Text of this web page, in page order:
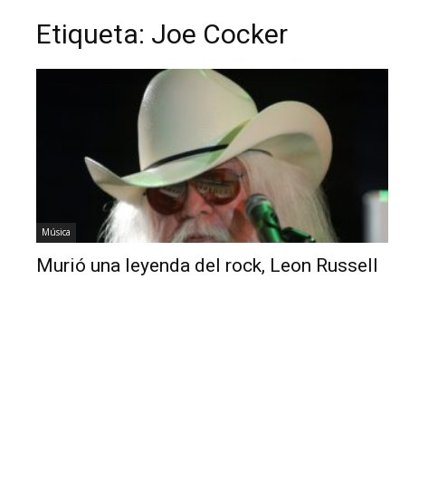
Etiqueta: Joe Cocker
Música
Murió una leyenda del rock, Leon Russell